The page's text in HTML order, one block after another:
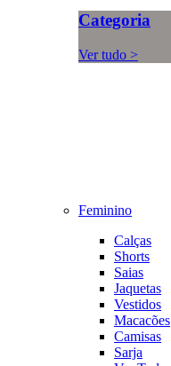
Categoria
Ver tudo >
Feminino
Calças
Shorts
Saias
Jaquetas
Vestidos
Macacões
Camisas
Sarja